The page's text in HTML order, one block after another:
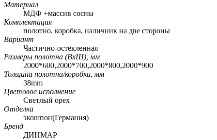
Материал
МДФ +массив сосны
Комплектация
полотно, коробка, наличник на две стороны
Вариант
Частично-остекленная
Размеры полотна (ВхШ), мм
2000*600,2000*700,2000*800,2000*900
Толщина полотна/коробки, мм
38mm
Цветовое исполнение
Светлый орех
Отделка
экошпон(Германия)
Бренд
ДИНМАР